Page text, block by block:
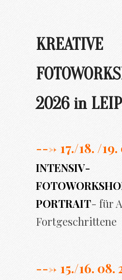
KREATIVE
2026 in
---> 17./18. /19.
INTENSIV-
PORTRAIT- für
Fortgeschrittene
---> 15./16. 08.